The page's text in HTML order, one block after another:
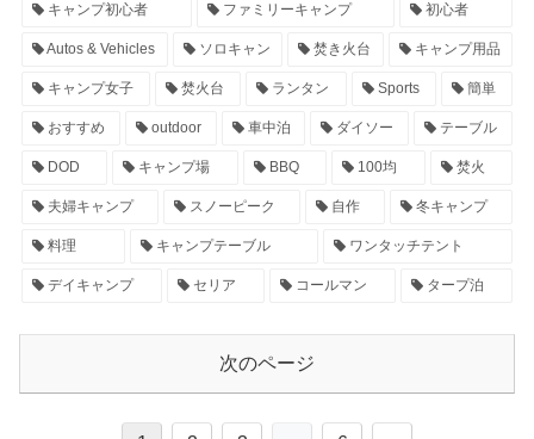
キャンプ初心者 ファミリーキャンプ 初心者
Autos & Vehicles ソロキャン 焚き火台 キャンプ用品
キャンプ女子 焚火台 ランタン Sports 簡単
おすすめ outdoor 車中泊 ダイソー テーブル
DOD キャンプ場 BBQ 100均 焚火
夫婦キャンプ スノーピーク 自作 冬キャンプ
料理 キャンプテーブル ワンタッチテント
デイキャンプ セリア コールマン タープ泊
次のページ